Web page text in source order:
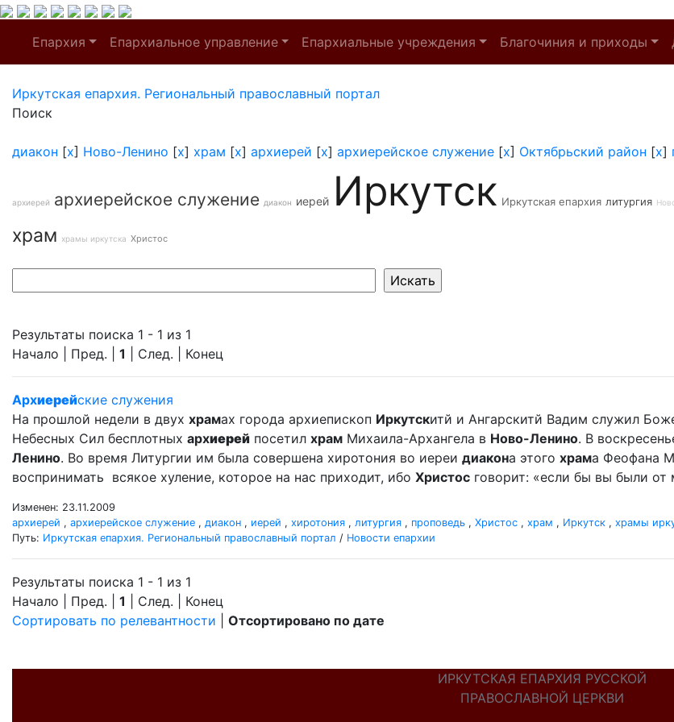
Епархия Епархиальное управление Епархиальные учреждения Благочиния и приходы
Иркутская епархия. Региональный православный портал
Поиск
диакон [x] Ново-Ленино [x] храм [x] архиерей [x] архиерейское служение [x] Октябрьский район [x]
архиерей архиерейское служение диакон иерей Иркутск Иркутская епархия литургия
храм храмы иркутска Христос
Результаты поиска 1 - 1 из 1
Начало | Пред. | 1 | След. | Конец
Архиерейские служения
На прошлой недели в двух храмах города архиепископ Иркутскитй и Ангарскитй Вадим служил
Небесных Сил бесплотных архиерей посетил храм Михаила-Архангела в Ново-Ленино. В
Ленино. Во время Литургии им была совершена хиротония во иереи диакона этого храма Феофана
воспринимать всякое хуление, которое на нас приходит, ибо Христос говорит: «если бы вы были
Изменен: 23.11.2009
архиерей , архиерейское служение , диакон , иерей , хиротония , литургия , проповедь , Христос , храм , Иркутск , храмы
Путь: Иркутская епархия. Региональный православный портал / Новости епархии
Результаты поиска 1 - 1 из 1
Начало | Пред. | 1 | След. | Конец
Сортировать по релевантности
Отсортировано по дате
ИРКУТСКАЯ ЕПАРХИЯ РУССКОЙ
ПРАВОСЛАВНОЙ ЦЕРКВИ